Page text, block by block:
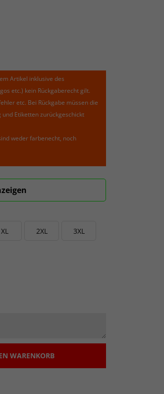
Artikel inklusive des
etc.) kein Rückgaberecht gilt.
etc. Bei Rückgabe müssen die
Etiketten zurückgeschickt
weder farbenecht, noch
XL 2XL 3XL
WARENKORB